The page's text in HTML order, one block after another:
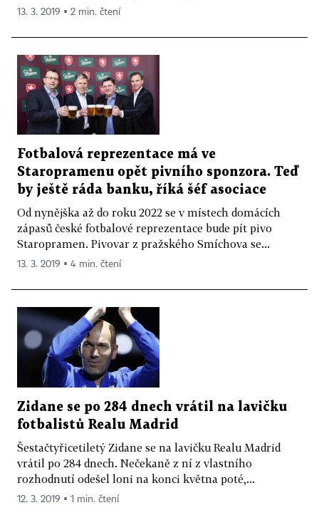
13. 3. 2019 ▪ 2 min. čtení
Fotbalová reprezentace má ve
Staropramenu opět pivního sponzora. Teď
by ještě ráda banku, říká šéf asociace
Od nynějška až do roku 2022 se v místech domácích
zápasů české fotbalové reprezentace bude pít pivo
Staropramen. Pivovar z pražského Smíchova se...
13. 3. 2019 ▪ 4 min. čtení
Zidane se po 284 dnech vrátil na lavičku
fotbalistů Realu Madrid
Šestačtyřicetiletý Zidane se na lavičku Realu Madrid
vrátil po 284 dnech. Nečekaně z ní z vlastního
rozhodnutí odešel loni na konci května poté,...
12. 3. 2019 ▪ 1 min. čtení